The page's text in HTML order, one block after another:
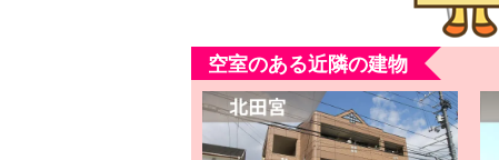
空室のある近隣の建物